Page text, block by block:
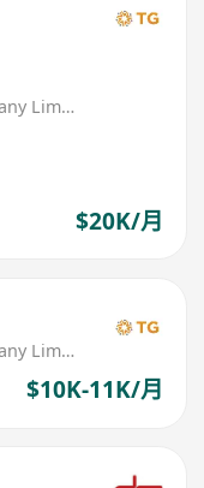
TG Human Resource Services Company Limited
$20K/月
TG Human Resource Services Company Limited
$10K-11K/月